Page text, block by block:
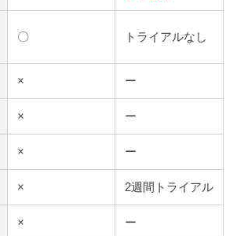
〇 トライアルなし
× ー
× ー
× ー
× 2週間トライアル
× ー